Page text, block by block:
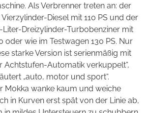
Als Verbrenner treten an: der
Vierzylinder-Diesel mit 110 PS und der
Liter-Dreizylinder-Turbobenziner mit
oder wie im Testwagen 130 PS. Nur
starke Version ist serienmäßig mit
Achtstufen-Automatik verkuppelt“,
„auto, motor und sport“.
Mokka wanke kaum und weiche
in Kurven erst spät von der Linie ab,